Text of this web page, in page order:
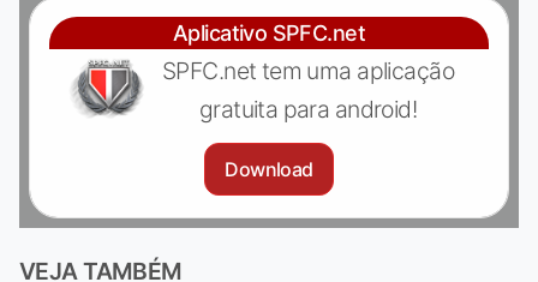
Aplicativo SPFC.net
SPFC.net tem uma aplicação
gratuita para android!
Download
VEJA TAMBÉM